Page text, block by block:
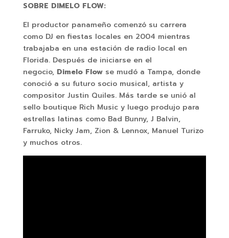
SOBRE DIMELO FLOW:
El productor panameño comenzó su carrera
como DJ en fiestas locales en 2004 mientras
trabajaba en una estación de radio local en
Florida. Después de iniciarse en el
negocio, Dimelo Flowse mudó a Tampa, donde
conoció a su futuro socio musical, artista y
compositor Justin Quiles. Más tarde se unió al
sello boutique Rich Music y luego produjo para
estrellas latinas como Bad Bunny, J Balvin,
Farruko, Nicky Jam, Zion & Lennox, Manuel Turizo
y muchos otros.